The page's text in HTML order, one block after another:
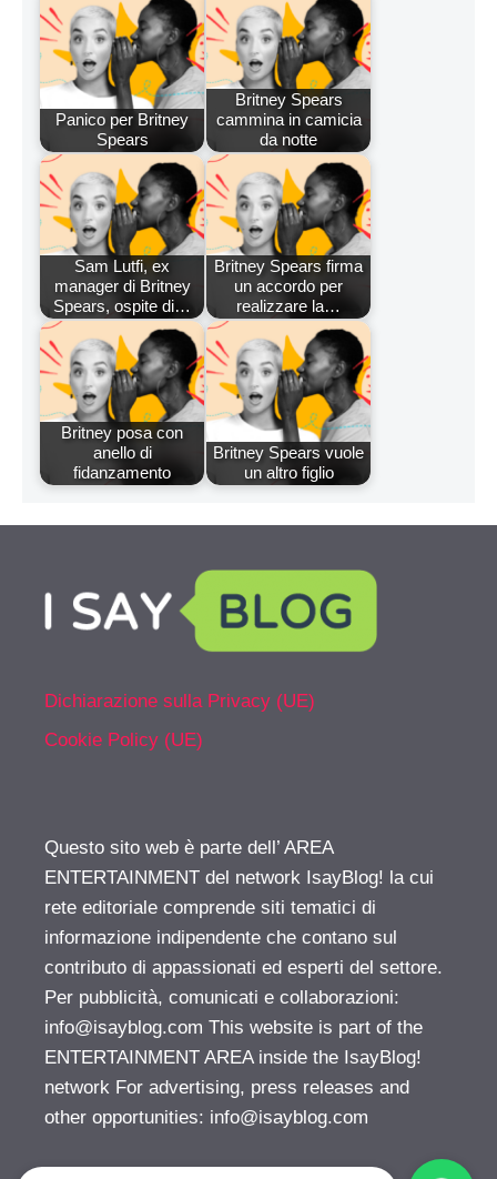
Panico per Britney
Spears
Britney Spears
cammina in camicia
da notte
Sam Lutfi, ex
manager di Britney
Spears, ospite di…
Britney Spears firma
un accordo per
realizzare la…
Britney posa con
anello di
fidanzamento
Britney Spears vuole
un altro figlio
Dichiarazione sulla Privacy (UE)
Cookie Policy (UE)
Questo sito web è parte dell’ AREA
ENTERTAINMENT del network IsayBlog! la cui
rete editoriale comprende siti tematici di
informazione indipendente che contano sul
contributo di appassionati ed esperti del settore.
Per pubblicità, comunicati e collaborazioni:
info@isayblog.com This website is part of the
ENTERTAINMENT AREA inside the IsayBlog!
network For advertising, press releases and
other opportunities: info@isayblog.com